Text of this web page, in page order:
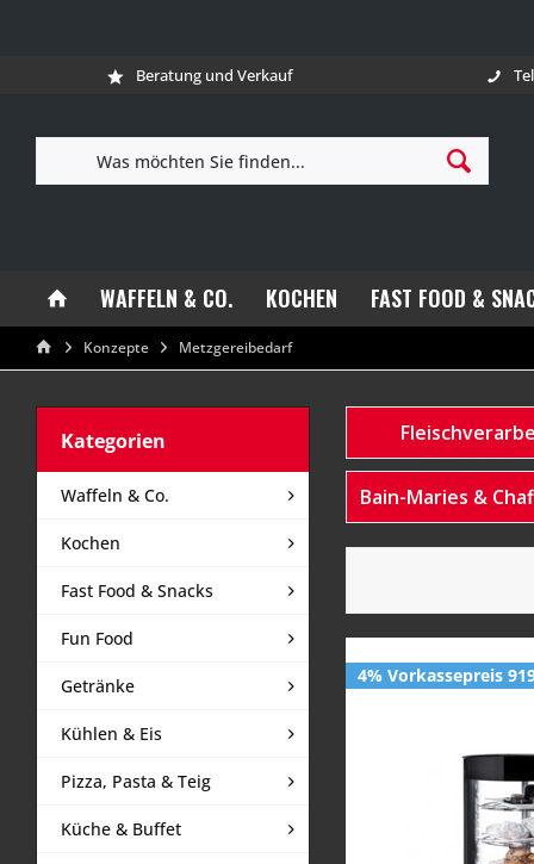
Beratung und Verkauf
WAFFELN & CO. KOCHEN FAST FOOD &
Konzepte Metzgereibedarf
Kategorien
Waffeln & Co.
Kochen
Fast Food & Snacks
Fun Food
Getränke
Kühlen & Eis
Pizza, Pasta & Teig
Küche & Buffet
Bain-Maries &
4% Vorkassepreis